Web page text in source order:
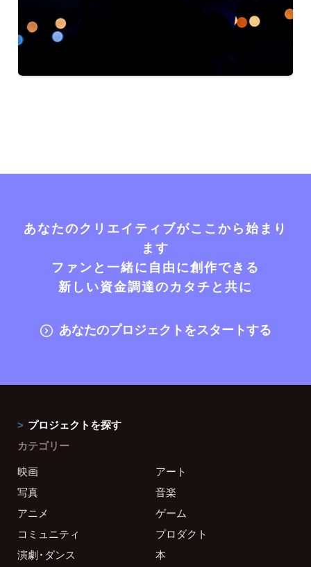
あなたのクリエイティブがここから始まり
ます
ファンと一緒に自由に創作できる
新しい資金調達のカタチと共に
あなたのプロジェクトをスタートする
プロジェクトを探す
カテゴリー
映画
アート
写真
音楽
アニメ
ゲーム
コミュニティ
プロダクト
演劇・ダンス
本